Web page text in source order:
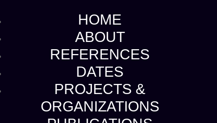
HOME
ABOUT
REFERENCES
DATES
PROJECTS &
ORGANIZATIONS